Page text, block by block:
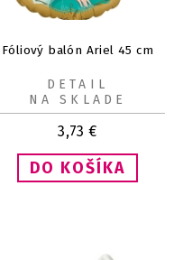
Fóliový balón Ariel 45 cm
3,73 €
DETAIL
NA SKLADE